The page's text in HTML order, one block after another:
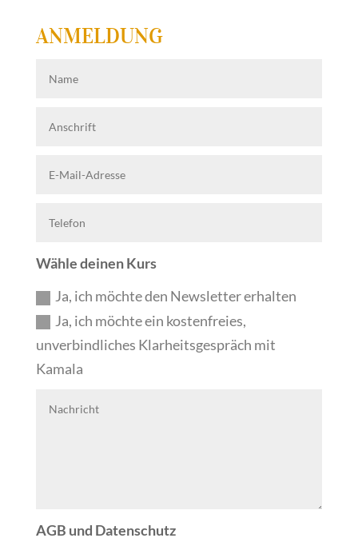
ANMELDUNG
Wähle deinen Kurs
Ja, ich möchte den Newsletter erhalten
Ja, ich möchte ein kostenfreies,
unverbindliches Klarheitsgespräch mit
Kamala
AGB und Datenschutz